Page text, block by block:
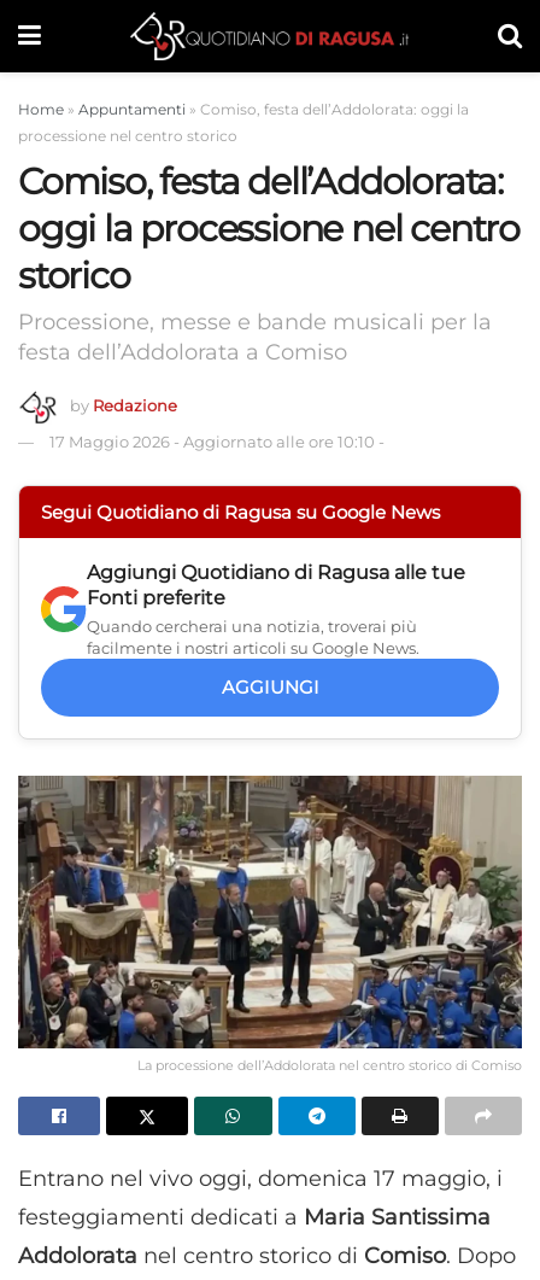
Home » Appuntamenti » Comiso, festa dell’Addolorata: oggi la
processione nel centro storico
Comiso, festa dell’Addolorata:
oggi la processione nel centro
storico
Processione, messe e bande musicali per la
festa dell’Addolorata a Comiso
by Redazione
17 Maggio 2026 - Aggiornato alle ore 10:10 -
Segui Quotidiano di Ragusa su Google News
Aggiungi Quotidiano di Ragusa alle tue
Fonti preferite
Quando cercherai una notizia, troverai più
facilmente i nostri articoli su Google News.
AGGIUNGI
La processione dell’Addolorata nel centro storico di Comiso
Entrano nel vivo oggi, domenica 17 maggio, i
festeggiamenti dedicati a Maria Santissima
Addolorata nel centro storico di Comiso. Dopo